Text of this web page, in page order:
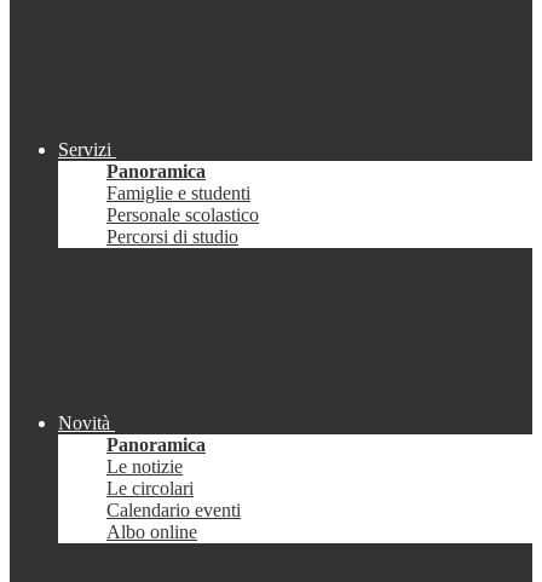
Servizi
Panoramica
Famiglie e studenti
Personale scolastico
Percorsi di studio
Novità
Panoramica
Le notizie
Le circolari
Calendario eventi
Albo online